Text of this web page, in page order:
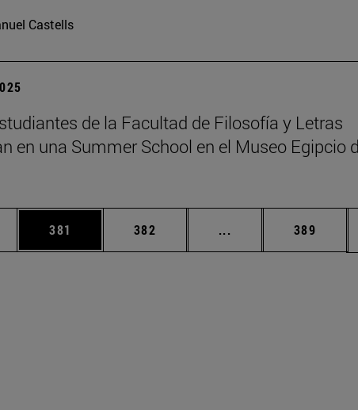
Castells
de la Facultad de Filosofía y Letras
en una Summer School en el Museo Egipcio
Use TAB para desplazarse.
Página
381 Página
382 ... Páginas Página
389